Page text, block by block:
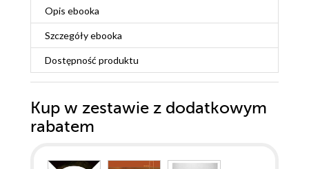
Opis ebooka
Szczegółyebooka
Dostępność produktu
Kup w zestawie z dodatkowym
rabatem